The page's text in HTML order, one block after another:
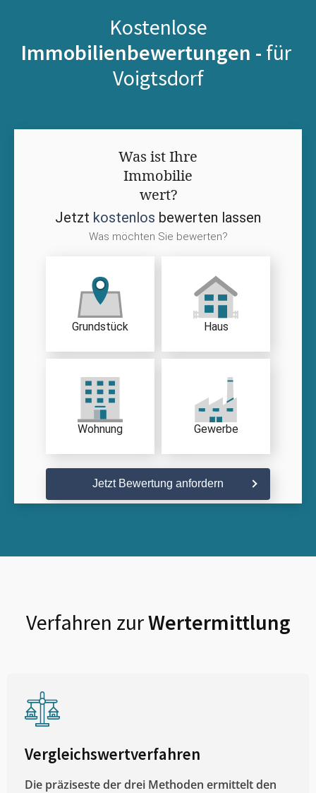
Kostenlose
Immobilienbewertungen - für
Voigtsdorf
Was ist Ihre
Immobilie
wert?
Jetzt kostenlos bewerten lassen
Was möchten Sie bewerten?
Grundstück Haus
Wohnung Gewerbe
Jetzt Bewertung anfordern
Verfahren zurWertermittlung
Vergleichswertverfahren
Die präziseste der drei Methoden ermittelt den